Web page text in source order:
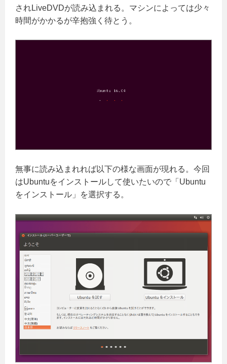
されLiveDVDが読み込まれる。マシンによっては少々
時間がかかるが辛抱強く待とう。
無事に読み込まれれば以下の様な画面が現れる。今回
はUbuntuをインストールして使いたいので「Ubuntu
をインストール」を選択する。